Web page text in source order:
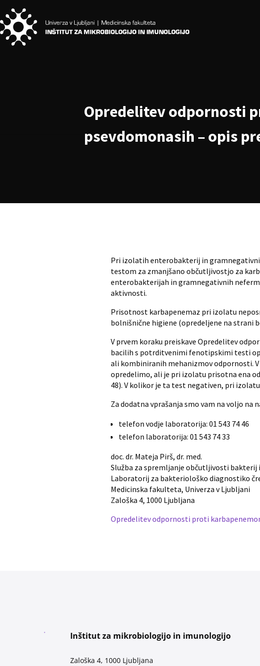
Opredelitev odpornosti
psevdomonasih – opis
Pri izolatih enterobakterij in
testom za zmanjšano občutljivostjo za
enterobakterijah in gramnegativnih
aktivnosti.
Prisotnost karbapenemaz pri izolatu
bolnišnične higiene (opredeljene na strani
V prvem koraku preiskave Opredelitev
bacilih s potrditvenimi fenotipskimi testi
ali kombiniranih mehanizmov odpornosti.
opredelimo, ali je pri izolatu prisotna ena
48). V kolikor je ta test negativen, pri
Za dodatna vprašanja smo vam na voljo
telefon vodje laboratorija: 01 543 74 46
telefon laboratorija: 01 543 74 33
doc. dr. Mateja Pirš, dr. med.
Služba za spremljanje občutljivosti bakterij
Laboratorij za bakteriološko diagnostiko
Medicinska fakulteta, Univerza v Ljubljani
Zaloška 4, 1000 Ljubljana
Opredelitev odpornosti proti
Inštitut za mikrobiologijo in imunologijo
Zaloška 4, 1000 Ljubljana